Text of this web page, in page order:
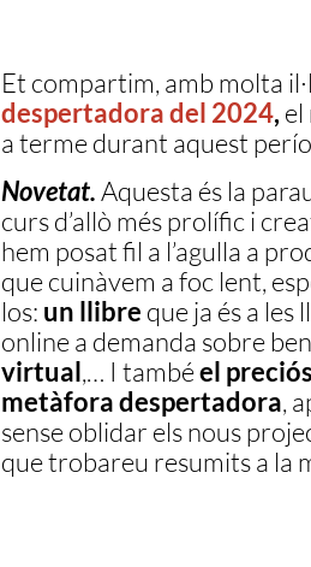
Et compartim, amb molta
despertadora del 2024, el
a terme durant aquest
Novetat.Aquesta és la
curs d’allò més prolífic i
hem posat fil a l’agulla a
que cuinàvem a foc lent,
los: un llibre que ja és a les
online a demanda sobre
virtual,… I tambéel
metàfora despertadora,
sense oblidar els nous
que trobareu resumits a la